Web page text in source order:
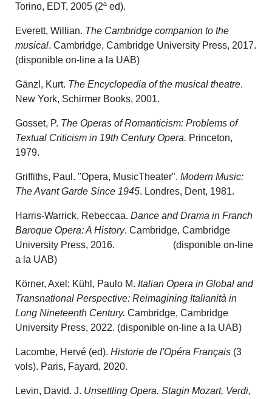
Torino, EDT, 2005 (2ª ed).
Everett, Willian. The Cambridge companion to the
musical. Cambridge, Cambridge University Press, 2017.
(disponible on-line a la UAB)
Gänzl, Kurt. The Encyclopedia of the musical theatre.
New York, Schirmer Books, 2001.
Gosset, P. The Operas of Romanticism: Problems of
Textual Criticism in 19th Century Opera. Princeton,
1979.
Griffiths, Paul. "Opera, MusicTheater".Modern Music:
The Avant Garde Since 1945. Londres, Dent, 1981.
Harris-Warrick, Rebeccaa.Dance and Drama in Franch
Baroque Opera: A History. Cambridge, Cambridge
University Press, 2016. (disponible on-line
a la UAB)
Körner, Axel; Kühl, Paulo M. Italian Opera in Global and
Transnational Perspective: Reimagining Italianità in
Long Nineteenth Century. Cambridge, Cambridge
University Press, 2022. (disponible on-line a la UAB)
Lacombe, Hervé (ed).Historie de l'Opéra Français (3
vols). Paris, Fayard, 2020.
Levin, David. J. Unsettling Opera. Stagin Mozart, Verdi,